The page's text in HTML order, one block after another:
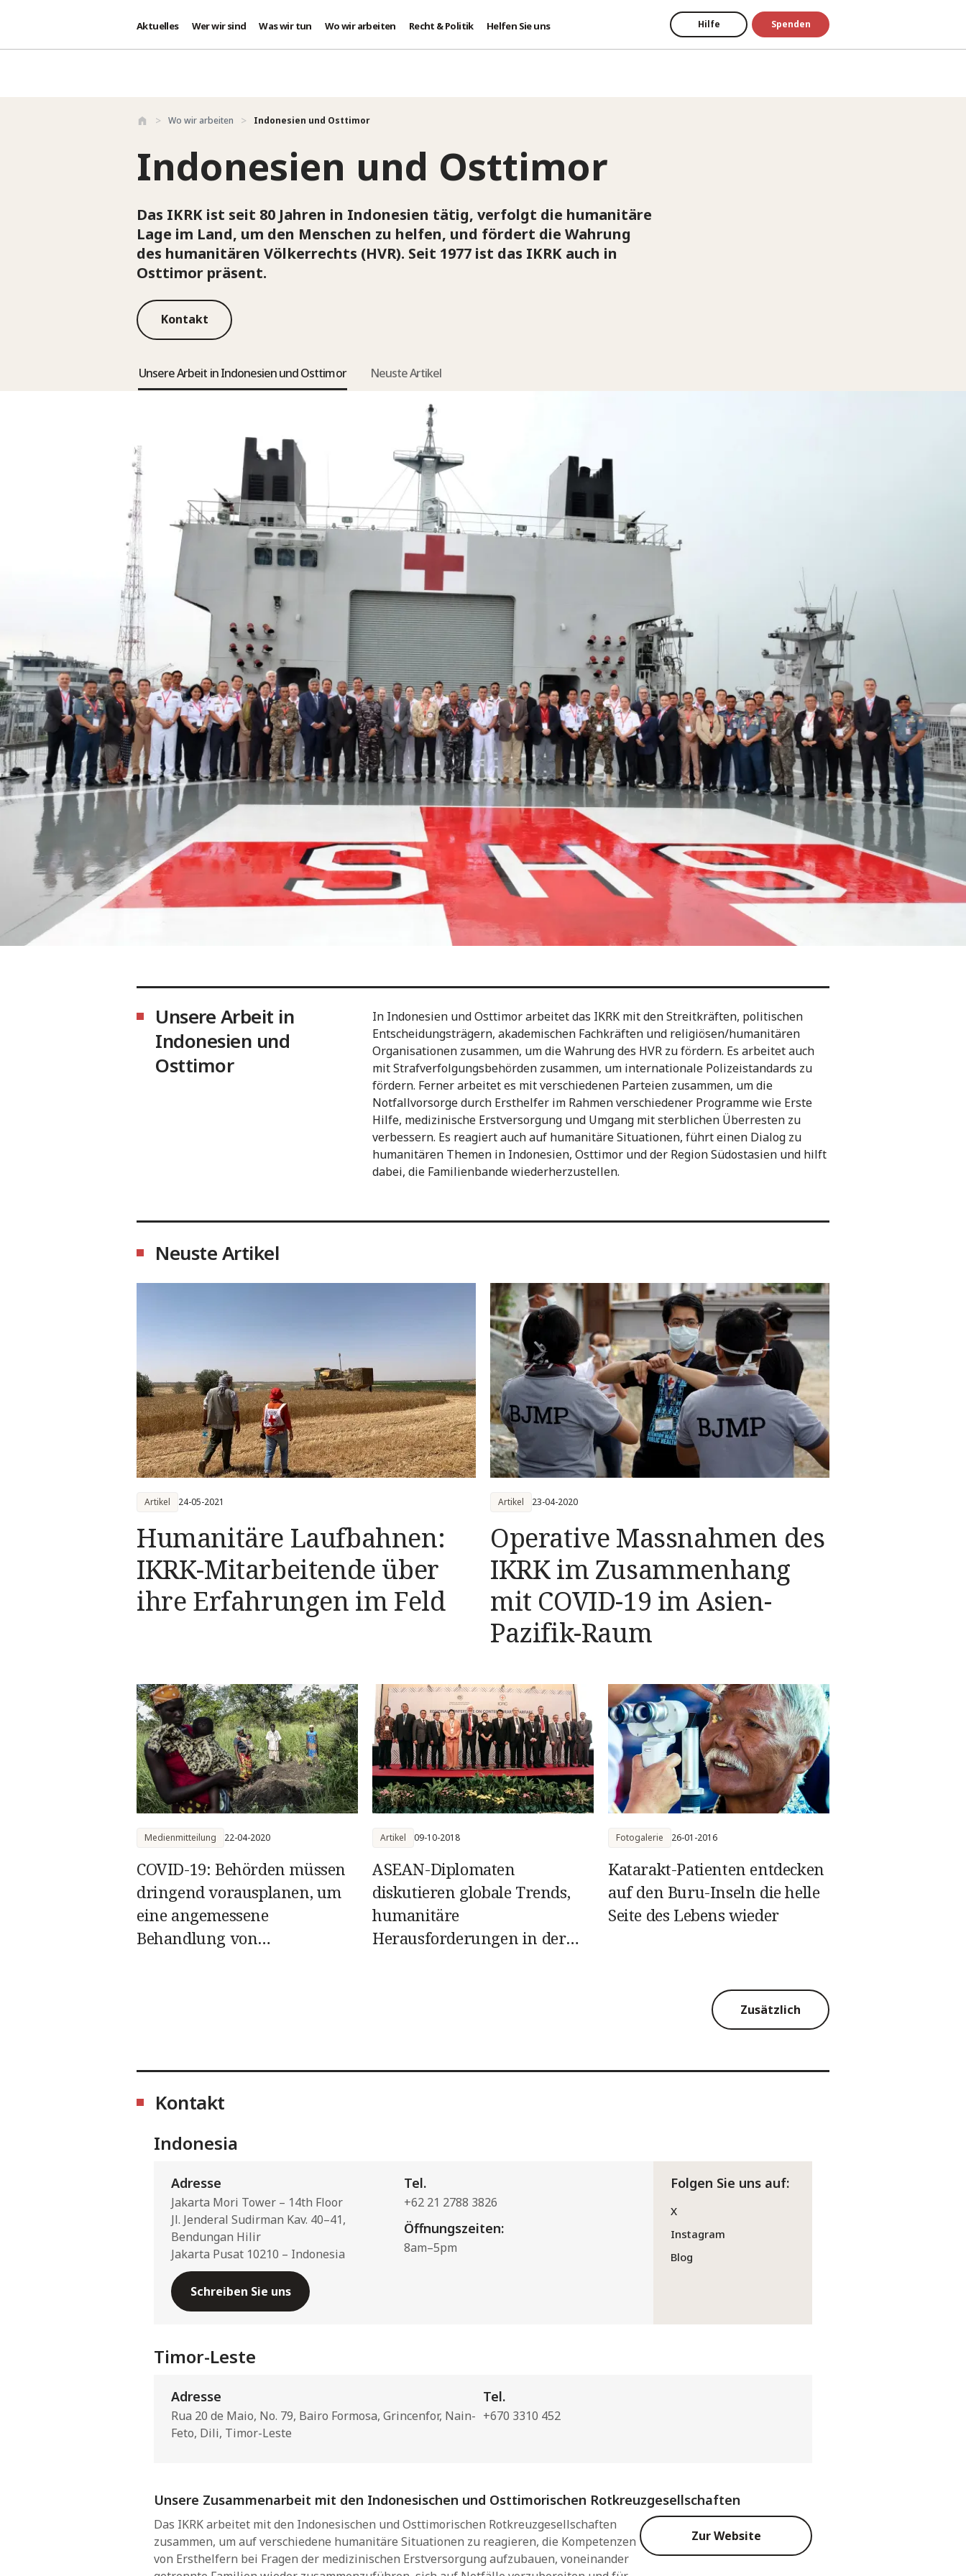
Aktuelles Wer wir sind Was wir tun Wo wir arbeiten Recht & Politik Helfen Sie uns Hilfe Spenden
Wo wir arbeiten Indonesien und Osttimor
Indonesien und Osttimor
Das IKRK ist seit 80 Jahren in Indonesien tätig, verfolgt die humanitäre
Lage im Land, um den Menschen zu helfen, und fördert die Wahrung
des humanitären Völkerrechts (HVR). Seit 1977 ist das IKRK auch in
Osttimor präsent.
Kontakt
Unsere Arbeit in Indonesien und Osttimor Neuste Artikel
Unsere Arbeit in
Indonesien und
Osttimor
In Indonesien und Osttimor arbeitet das IKRK mit den Streitkräften, politischen
Entscheidungsträgern, akademischen Fachkräften und religiösen/humanitären
Organisationen zusammen, um die Wahrung des HVR zu fördern. Es arbeitet auch
mit Strafverfolgungsbehörden zusammen, um internationale Polizeistandards zu
fördern. Ferner arbeitet es mit verschiedenen Parteien zusammen, um die
Notfallvorsorge durch Ersthelfer im Rahmen verschiedener Programme wie Erste
Hilfe, medizinische Erstversorgung und Umgang mit sterblichen Überresten zu
verbessern. Es reagiert auch auf humanitäre Situationen, führt einen Dialog zu
humanitären Themen in Indonesien, Osttimor und der Region Südostasien und hilft
dabei, die Familienbande wiederherzustellen.
Neuste Artikel
Humanitäre Laufbahnen:
IKRK-Mitarbeitende über
ihre Erfahrungen im Feld
Artikel 24-05-2021
Operative Massnahmen des
IKRK im Zusammenhang
mit COVID-19 im Asien-
Pazifik-Raum
Artikel 23-04-2020
COVID-19: Behörden müssen
dringend vorausplanen, um
eine angemessene
Behandlung von
Medienmitteilung 22-04-2020
ASEAN-Diplomaten
diskutieren globale Trends,
humanitäre
Herausforderungen in der
Artikel 09-10-2018
Katarakt-Patienten entdecken
auf den Buru-Inseln die helle
Seite des Lebens wieder
Fotogalerie 26-01-2016
Zusätzlich
Kontakt
Indonesia
Adresse
Jakarta Mori Tower – 14th Floor
Jl. Jenderal Sudirman Kav. 40–41,
Bendungan Hilir
Jakarta Pusat 10210 – Indonesia
Tel.
+62 21 2788 3826
Öffnungszeiten:
8am–5pm
Schreiben Sie uns
Folgen Sie uns auf:
X
Instagram
Blog
Timor-Leste
Adresse
Rua 20 de Maio, No. 79, Bairo Formosa, Grincenfor, Nain-
Feto, Dili, Timor-Leste
Tel.
+670 3310 452
Unsere Zusammenarbeit mit den Indonesischen und Osttimorischen Rotkreuzgesellschaften
Das IKRK arbeitet mit den Indonesischen und Osttimorischen Rotkreuzgesellschaften
zusammen, um auf verschiedene humanitäre Situationen zu reagieren, die Kompetenzen
von Ersthelfern bei Fragen der medizinischen Erstversorgung aufzubauen, voneinander
Zur Website